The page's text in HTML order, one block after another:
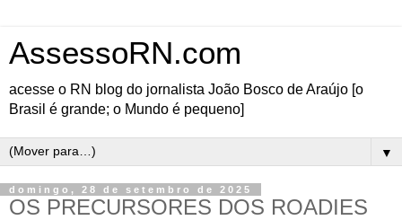
AssessoRN.com
acesse o RN blog do jornalista João Bosco de Araújo [o
Brasil é grande; o Mundo é pequeno]
▼
domingo, 28 de setembro de 2025
OS PRECURSORES DOS ROADIES